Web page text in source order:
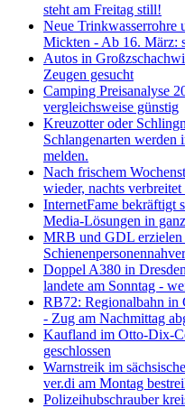
steht am Freitag still!
Neue Trinkwasserrohre
Mickten - Ab 16. März:
Autos in
Zeugen gesucht
Camping Preisanalyse
vergleichsweise günstig
Kreuzotter oder
Schlangenarten werden
melden.
Nach frischem
wieder, nachts
InternetFame bekräftigt
Media-Lösungen in
MRB und GDL erzielen
Doppel A380 in
landete am Sonntag -
RB72: Regionalbahn in
- Zug am Nachmittag
Kaufland im Otto-Dix-
geschlossen
Warnstreik im
ver.di am Montag
Polizeihubschrauber